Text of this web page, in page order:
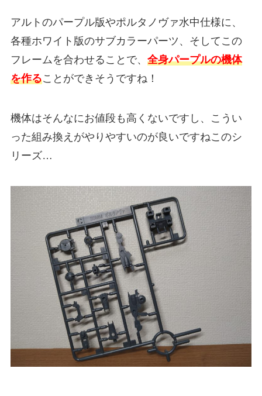
アルトのパープル版やポルタノヴァ水中仕様に、
各種ホワイト版のサブカラーパーツ、そしてこの
フレームを合わせることで、 全身パープルの機体
を作ることができそうですね！
機体はそんなにお値段も高くないですし、こうい
った組み換えがやりやすいのが良いですねこのシ
リーズ…